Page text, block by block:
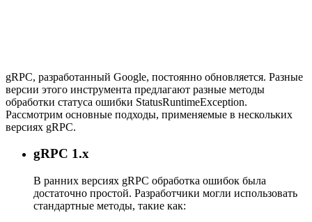
gRPC, разработанный Google, постоянно обновляется. Разные
версии этого инструмента предлагают разные методы
обработки статуса ошибки StatusRuntimeException.
Рассмотрим основные подходы, применяемые в нескольких
версиях gRPC.
gRPC 1.x
В ранних версиях gRPC обработка ошибок была
достаточно простой. Разработчики могли использовать
стандартные методы, такие как: